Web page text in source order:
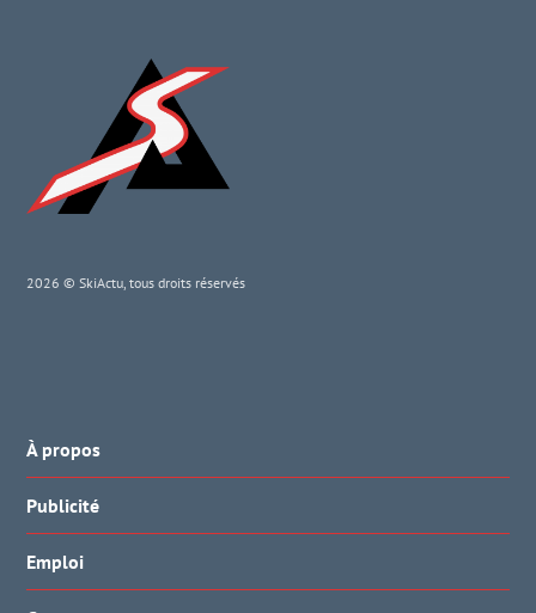
2026 © SkiActu, tous droits réservés
À propos
Publicité
Emploi